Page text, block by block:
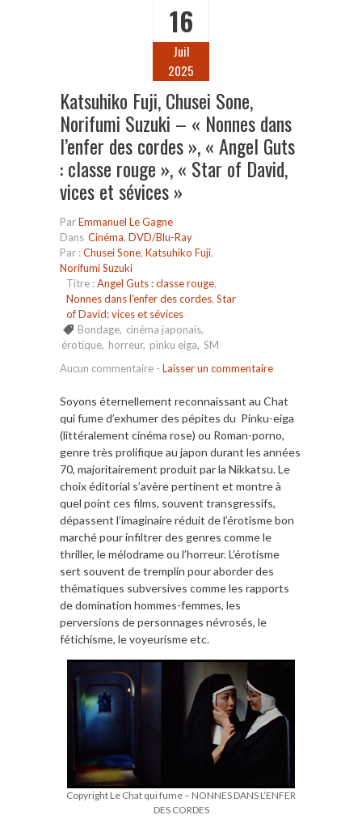
16
Juil
2025
Katsuhiko Fuji, Chusei Sone,
Norifumi Suzuki – « Nonnes dans
l’enfer des cordes », « Angel Guts
: classe rouge », « Star of David,
vices et sévices »
ParEmmanuel Le Gagne
Dans Cinéma, DVD/Blu-Ray
Par :Chusei Sone, Katsuhiko Fuji,
Norifumi Suzuki
Titre :Angel Guts : classe rouge,
Nonnes dans l'enfer des cordes, Star
of David: vices et sévices
Bondage, cinéma japonais,
érotique, horreur, pinku eiga, SM
Aucun commentaire - Laisser un commentaire
Soyons éternellement reconnaissant au Chat
qui fume d’exhumer des pépites du Pinku-eiga
(littéralement cinéma rose) ou Roman-porno,
genre très prolifique au japon durant les années
70, majoritairement produit par la Nikkatsu. Le
choix éditorial s’avère pertinent et montre à
quel point ces films, souvent transgressifs,
dépassent l’imaginaire réduit de l’érotisme bon
marché pour infiltrer des genres comme le
thriller, le mélodrame ou l’horreur. L’érotisme
sert souvent de tremplin pour aborder des
thématiques subversives comme les rapports
de domination hommes-femmes, les
perversions de personnages névrosés, le
fétichisme, le voyeurisme etc.
Copyright Le Chat qui fume – NONNES DANS L’ENFER
DES CORDES